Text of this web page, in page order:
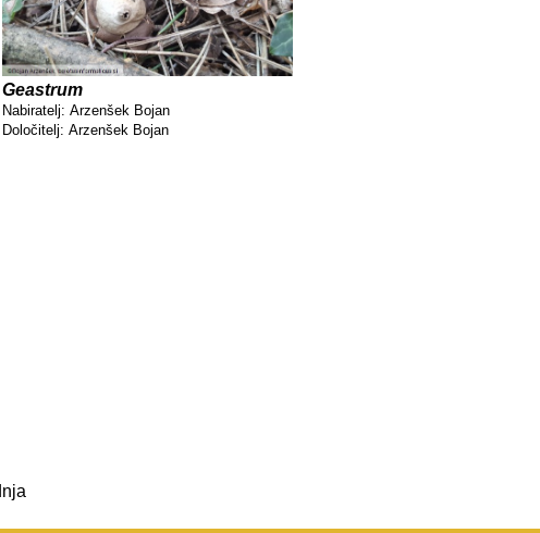
Geastrum
Nabiratelj: Arzenšek Bojan
Določitelj: Arzenšek Bojan